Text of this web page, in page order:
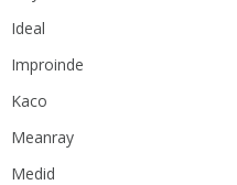
Ideal
Improinde
Kaco
Meanray
Medid